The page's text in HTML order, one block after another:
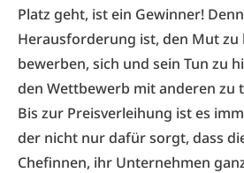
Platz geht, ist ein Gewinner!
Herausforderung ist, den Mut zu
bewerben, sich und sein Tun zu
den Wettbewerb mit anderen zu
Bis zur Preisverleihung ist es
der nicht nur dafür sorgt, dass
Chefinnen, ihr Unternehmen